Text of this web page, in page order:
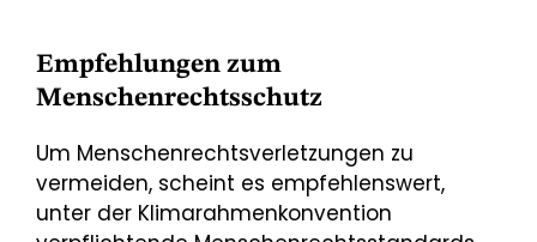
Empfehlungen zum
Menschenrechtsschutz
Um Menschenrechtsverletzungen zu
vermeiden, scheint es empfehlenswert,
unter der Klimarahmenkonvention